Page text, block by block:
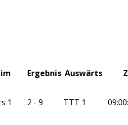
Ergebnis Auswärts
1 2 - 9 TTT 1